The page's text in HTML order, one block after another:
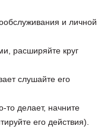
и личной
расширяйте круг
слушайте его
то делает, начните
его действия).